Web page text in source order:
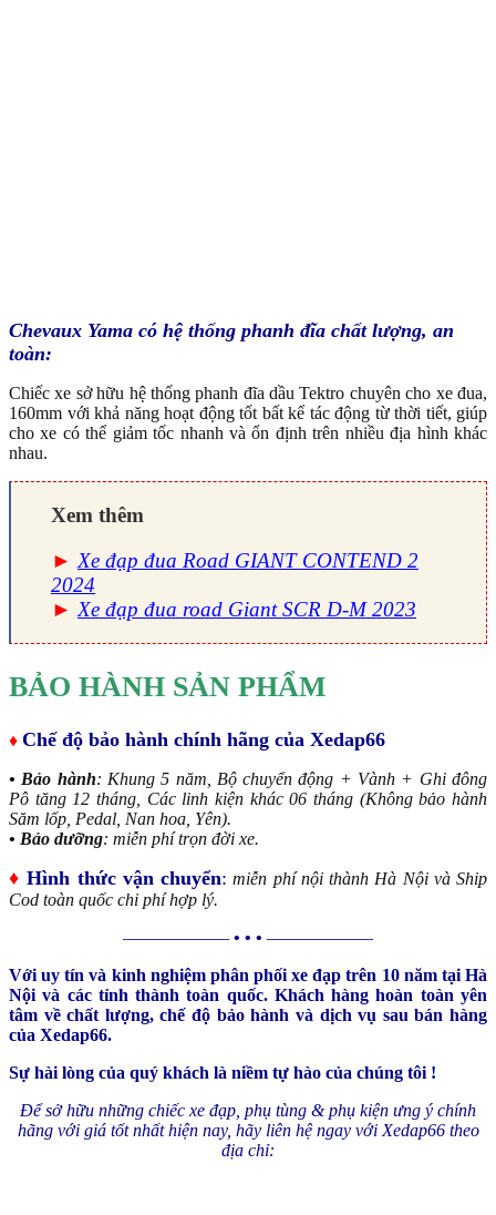
Chevaux Yama có hệ thống phanh đĩa chất lượng, an
toàn:
Chiếc xe sở hữu hệ thống phanh đĩa dầu Tektro chuyên cho xe đua,
160mm với khả năng hoạt động tốt bất kể tác động từ thời tiết, giúp
cho xe có thể giảm tốc nhanh và ổn định trên nhiều địa hình khác
nhau.
Xem thêm
► Xe đạp đua Road GIANT CONTEND 2
2024
► Xe đạp đua road Giant SCR D-M 2023
BẢO HÀNH SẢN PHẨM
♦ Chế độ bảo hành chính hãng của Xedap66
• Bảo hành: Khung 5 năm, Bộ chuyển động + Vành + Ghi đông
Pô tăng 12 tháng, Các linh kiện khác 06 tháng (Không bảo hành
Săm lốp, Pedal, Nan hoa, Yên).
• Bảo dưỡng: miễn phí trọn đời xe.
♦ Hình thức vận chuyển: miễn phí nội thành Hà Nội và Ship
Cod toàn quốc chi phí hợp lý.
—————— • • • ——————
Với uy tín và kinh nghiệm phân phối xe đạp trên 10 năm tại Hà
Nội và các tỉnh thành toàn quốc. Khách hàng hoàn toàn yên
tâm về chất lượng, chế độ bảo hành và dịch vụ sau bán hàng
của Xedap66.
Sự hài lòng của quý khách là niềm tự hào của chúng tôi !
Để sở hữu những chiếc xe đạp, phụ tùng & phụ kiện ưng ý chính
hãng với giá tốt nhất hiện nay, hãy liên hệ ngay với Xedap66 theo
địa chỉ: